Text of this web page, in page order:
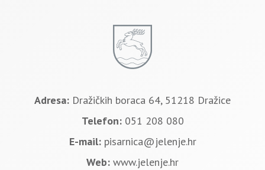
Adresa: Dražičkih boraca 64, 51218 Dražice
Telefon: 051 208 080
E-mail: pisarnica@jelenje.hr
Web: www.jelenje.hr